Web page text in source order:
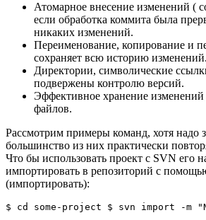
Атомарное внесение изменений (
если обработка коммита была
никаких изменений.
Переименование, копирование и
сохраняет всю историю изменений.
Директории, символические
подвержены контролю версий.
Эффективное хранение
файлов.
Рассмотрим примеры команд, хотя надо
большинство из них практически
Что бы использовать проект с SVN его
импортировать в репозиторий с
(импортировать):
$ cd some-project $ svn import -m